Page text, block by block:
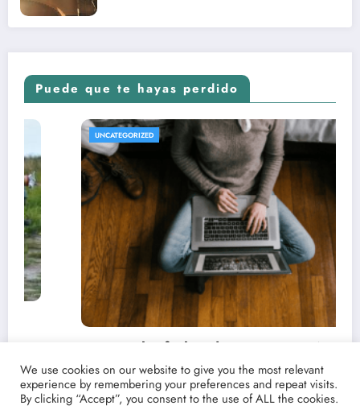
Puede que te hayas perdido
de
Point
REVISTA DE CINE | NOTICIAS, IMÁGENES, TRÁILERS,
We use cookies on our website to give you the most relevant
experience by remembering your preferences and repeat visits.
By clicking “Accept”, you consent to the use of ALL the cookies.